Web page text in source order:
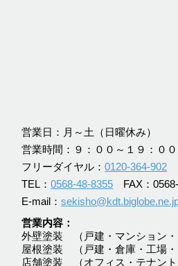
営業日：月～土（日曜休み）
営業時間：９：００～１９：００
フリーダイヤル：0120-364-902
TEL：0568-48-8355 FAX：
E-mail：
営業内容
外壁塗装 （戸建・マンション・
屋根塗装 （戸建・倉庫・工場・
店舗塗装 （オフィス・テナント